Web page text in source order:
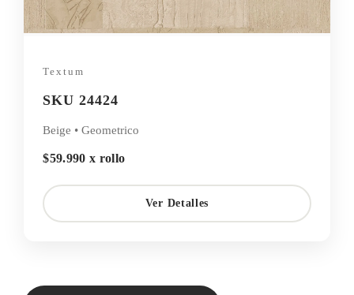
Textum
SKU 24424
Beige • Geometrico
$59.990 x rollo
Ver Detalles